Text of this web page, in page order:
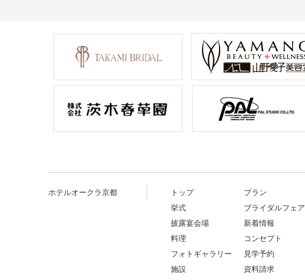
ホテルオークラ京都
トップ
挙式
披露宴会場
料理
フォトギャラリー
施設
プラン
ブライダルフェア
新着情報
コンセプト
見学予約
資料請求